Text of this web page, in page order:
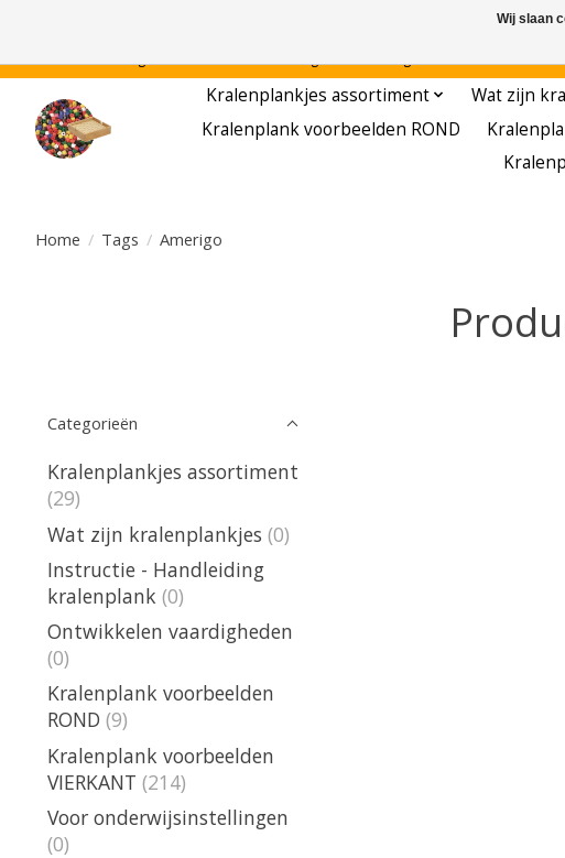
Kralenplankjes assortiment Wat zijn
Kralenplank voorbeelden ROND
Home / Tags / Amerigo
Categorieën
Kralenplankjes assortiment
(29)
Wat zijn kralenplankjes (0)
Instructie - Handleiding
kralenplank (0)
Ontwikkelen vaardigheden
(0)
Kralenplank voorbeelden
ROND (9)
Kralenplank voorbeelden
VIERKANT (214)
Voor onderwijsinstellingen
(0)
Wij slaan